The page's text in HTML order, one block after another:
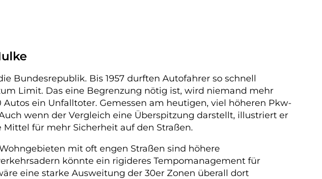
Bundesrepublik. Bis 1957 durften Autofahrer so schnell
Limit. Das eine Begrenzung nötig ist, wird niemand mehr
ein Unfalltoter. Gemessen am heutigen, viel höheren Pkw-
wenn der Vergleich eine Überspitzung darstellt, illustriert er
für mehr Sicherheit auf den Straßen.
mit oft engen Straßen sind höhere
könnte ein rigideres Tempomanagement für
eine starke Ausweitung der 30er Zonen überall dort